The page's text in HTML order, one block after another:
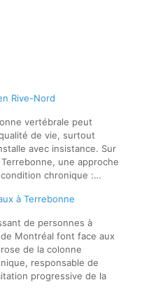
Rive-Nord
vertébrale peut
de vie, surtout
avec insistance. Sur
une approche
condition chronique :…
à Terrebonne
de personnes à
Montréal font face aux
de la colonne
responsable de
progressive de la